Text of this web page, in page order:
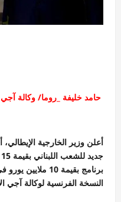
حامد خليفة _روما/ وكالة آجي
أعلن وزير الخارجية
برنامج بقيمة 10
النسخة الفرنسية لوكالة آجي